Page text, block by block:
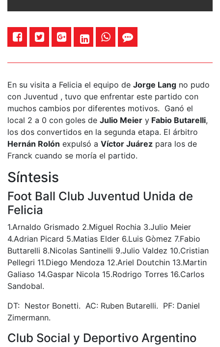
En su visita a Felicia el equipo de Jorge Lang no pudo
con Juventud , tuvo que enfrentar este partido con
muchos cambios por diferentes motivos. Ganó el
local 2 a 0 con goles de Julio Meier y Fabio Butarelli,
los dos convertidos en la segunda etapa. El árbitro
Hernán Rolón expulsó a Víctor Juárez para los de
Franck cuando se moría el partido.
Síntesis
Foot Ball Club Juventud Unida de
Felicia
1.Arnaldo Grismado 2.Miguel Rochia 3.Julio Meier
4.Adrian Picard 5.Matias Elder 6.Luis Gòmez 7.Fabio
Buttarelli 8.Nicolas Santinelli 9.Julio Valdez 10.Cristian
Pellegri 11.Diego Mendoza 12.Ariel Doutchin 13.Martin
Galiaso 14.Gaspar Nicola 15.Rodrigo Torres 16.Carlos
Sandobal.
DT: Nestor Bonetti. AC: Ruben Butarelli. PF: Daniel
Zimermann.
Club Social y Deportivo Argentino